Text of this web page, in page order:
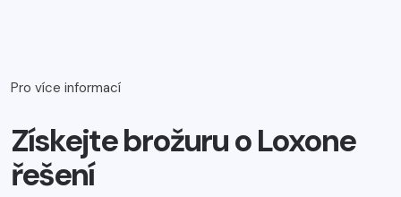
Pro více informací
Získejte brožuru o Loxone
řešení